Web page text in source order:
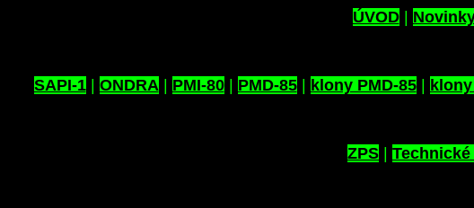
ÚVOD|
SAPI-1| ONDRA| PMI-80| PMD-85| klony PMD-85|
ZPS